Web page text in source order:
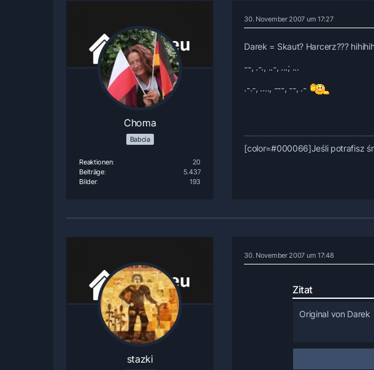
Choma
Babcia
Reaktionen
20
Beiträge
5.437
Bilder
193
30. November 2007 um 17:27
Darek = Skaut? Harcerz???
--, .-., ..-, ...; ...
.-.-, ...., ---, --, .-
[color=#000066]Jeśli potrafisz
stazki
30. November 2007 um 17:48
Zitat
Original von Darek